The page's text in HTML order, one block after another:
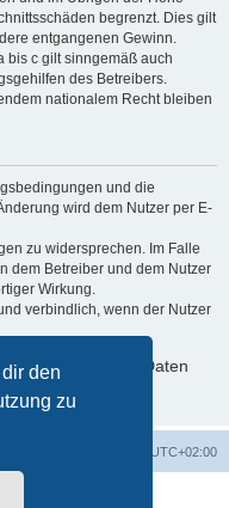
den
zu
begrenzt. Dies gilt
entgangenen Gewinn.
bis c gilt sinngemäß auch
des Betreibers.
nationalem Recht bleiben
und die
wird dem Nutzer per E-
zu widersprechen. Im Falle
dem Betreiber und dem Nutzer
Wirkung.
verbindlich, wenn der Nutzer
persönlichen Daten
UTC+02:00
© phpBB Limited